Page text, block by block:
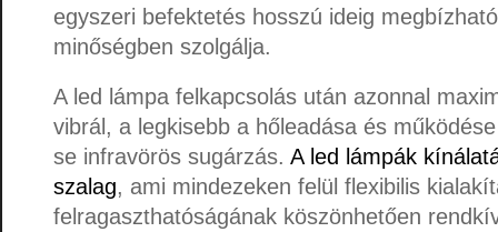
egyszeri befektetés hosszú ideig
minőségben szolgálja.
A led lámpa felkapcsolás után azonnal
vibrál, a legkisebb a hőleadása és
se infravörös sugárzás. A led lámpák
szalag, ami mindezeken felül flexibilis
felragaszthatóságának köszönhetően